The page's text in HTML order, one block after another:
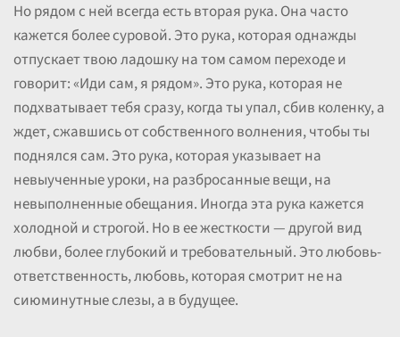
Но рядом с ней всегда есть вторая рука. Она часто
кажется более суровой. Это рука, которая однажды
отпускает твою ладошку на том самом переходе и
говорит: «Иди сам, я рядом». Это рука, которая не
подхватывает тебя сразу, когда ты упал, сбив коленку, а
ждет, сжавшись от собственного волнения, чтобы ты
поднялся сам. Это рука, которая указывает на
невыученные уроки, на разбросанные вещи, на
невыполненные обещания. Иногда эта рука кажется
холодной и строгой. Но в ее жесткости — другой вид
любви, более глубокий и требовательный. Это любовь-
ответственность, любовь, которая смотрит не на
сиюминутные слезы, а в будущее.